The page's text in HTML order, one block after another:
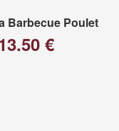
Barbecue Poulet
€